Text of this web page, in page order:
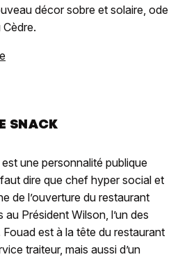
décor sobre et solaire, ode
SNACK
une personnalité publique
dire que chef hyper social et
de l’ouverture du restaurant
au Président Wilson, l’un des
est à la tête du restaurant
traiteur, mais aussi d’un